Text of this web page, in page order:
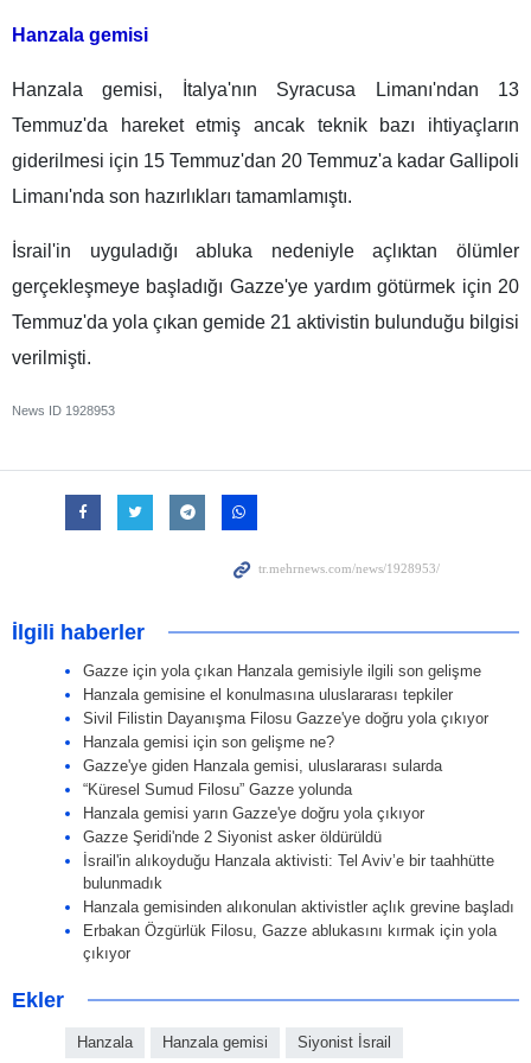
Hanzala gemisi
Hanzala gemisi, İtalya'nın Syracusa Limanı'ndan 13
Temmuz'da hareket etmiş ancak teknik bazı ihtiyaçların
giderilmesi için 15 Temmuz'dan 20 Temmuz'a kadar Gallipoli
Limanı'nda son hazırlıkları tamamlamıştı.
İsrail'in uyguladığı abluka nedeniyle açlıktan ölümler
gerçekleşmeye başladığı Gazze'ye yardım götürmek için 20
Temmuz'da yola çıkan gemide 21 aktivistin bulunduğu bilgisi
verilmişti.
News ID 1928953
İlgili haberler
Gazze için yola çıkan Hanzala gemisiyle ilgili son gelişme
Hanzala gemisine el konulmasına uluslararası tepkiler
Sivil Filistin Dayanışma Filosu Gazze'ye doğru yola çıkıyor
Hanzala gemisi için son gelişme ne?
Gazze'ye giden Hanzala gemisi, uluslararası sularda
“Küresel Sumud Filosu” Gazze yolunda
Hanzala gemisi yarın Gazze'ye doğru yola çıkıyor
Gazze Şeridi'nde 2 Siyonist asker öldürüldü
İsrail'in alıkoyduğu Hanzala aktivisti: Tel Aviv’e bir taahhütte
bulunmadık
Hanzala gemisinden alıkonulan aktivistler açlık grevine başladı
Erbakan Özgürlük Filosu, Gazze ablukasını kırmak için yola
çıkıyor
Ekler
Hanzala Hanzala gemisi Siyonist İsrail